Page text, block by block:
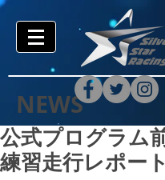
NEWS
公式プログラム
練習走行レポート